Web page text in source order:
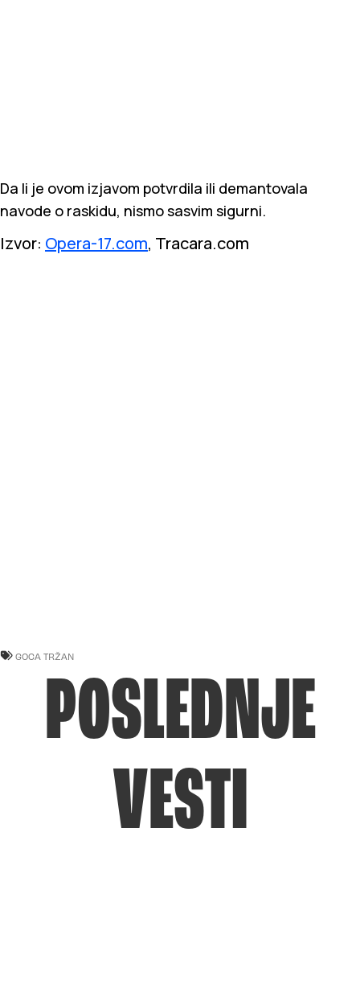
Da li je ovom izjavom potvrdila ili demantovala
navode o raskidu, nismo sasvim sigurni.
Izvor: Opera-17.com, Tracara.com
GOCA TRŽAN
POSLEDNJE
VESTI